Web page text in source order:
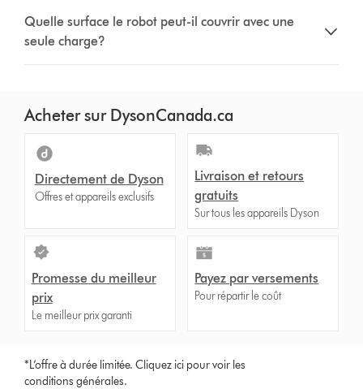
Quelle surface le robot peut-il couvrir avec une
seule charge?
Acheter sur DysonCanada.ca
Directement de Dyson
Offres et appareils exclusifs
Livraison et retours
gratuits
Sur tous les appareils Dyson
Promesse du meilleur
prix
Le meilleur prix garanti
Payez par versements
Pour répartir le coût
*L’offre à durée limitée.Cliquez ici pour voir les
conditions générales.